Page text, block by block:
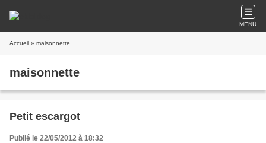
MENU
Accueil » maisonnette
maisonnette
Petit escargot
Publié le 22/05/2012 à 18:32